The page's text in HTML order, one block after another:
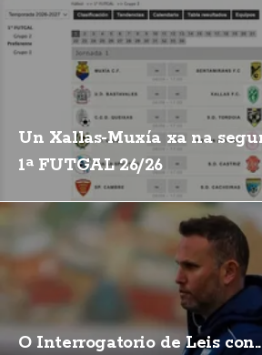
Un Xallas-Muxía xa na
1ª FUTGAL 26/26
O Interrogatorio de Leis